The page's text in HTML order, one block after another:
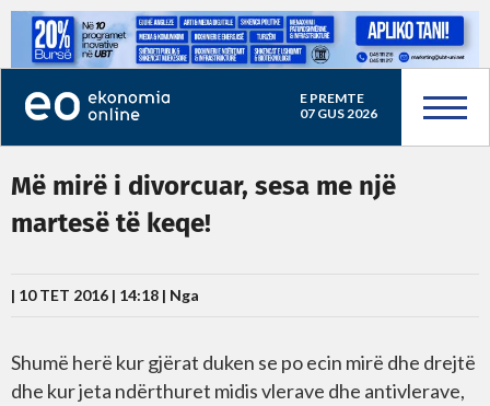
E PREMTE
07 GUS 2026
Më mirë i divorcuar, sesa me një
martesë të keqe!
| 10 TET 2016 | 14:18 | Nga
Shumë herë kur gjërat duken se po ecin mirë dhe drejtë
dhe kur jeta ndërthuret midis vlerave dhe antivlerave,